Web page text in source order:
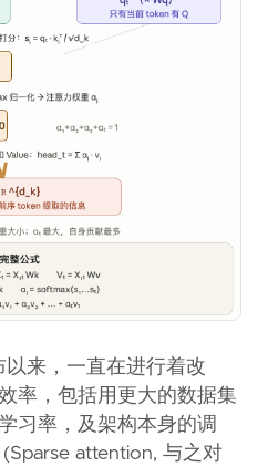
以来，一直在进行着改
率，包括用更大的数据集
习率，及架构本身的调
attention, 与之对